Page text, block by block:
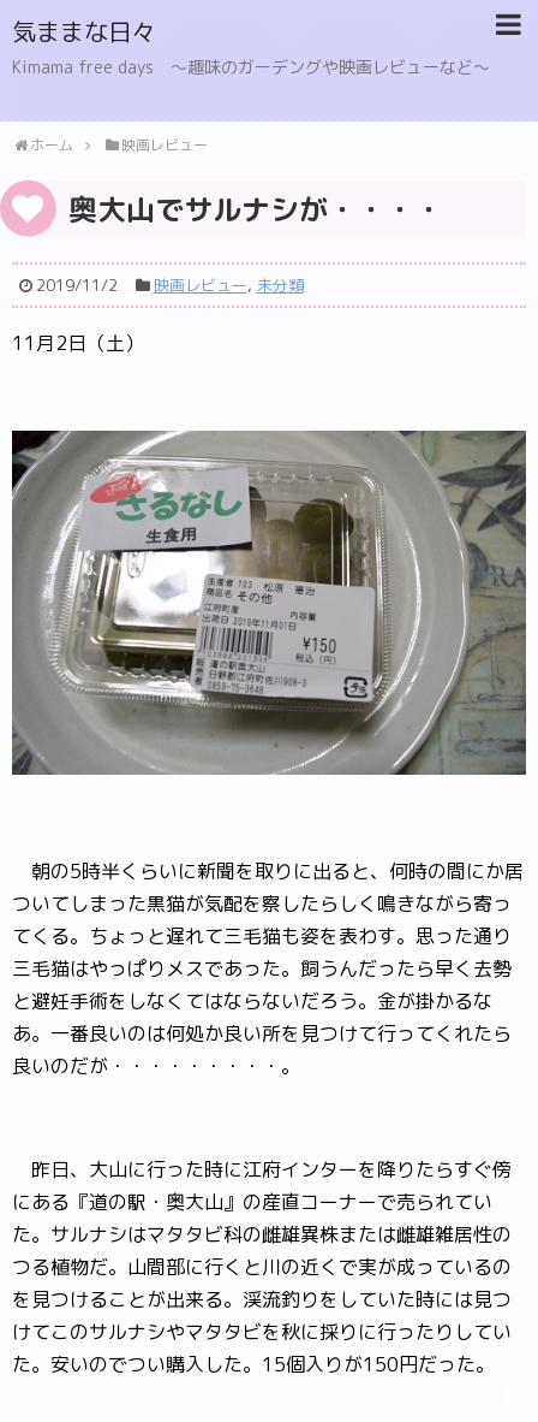
気ままな日々
Kimama free days 〜趣味のガーデングや映画レビューなど〜
ホーム 映画レビュー
奥大山でサルナシが・・・・
2019/11/2 映画レビュー, 未分類
11月2日（土）
朝の5時半くらいに新聞を取りに出ると、何時の間にか居
ついてしまった黒猫が気配を察したらしく鳴きながら寄っ
てくる。ちょっと遅れて三毛猫も姿を表わす。思った通り
三毛猫はやっぱりメスであった。飼うんだったら早く去勢
と避妊手術をしなくてはならないだろう。金が掛かるな
あ。一番良いのは何処か良い所を見つけて行ってくれたら
良いのだが・・・・・・・・・。
昨日、大山に行った時に江府インターを降りたらすぐ傍
にある『道の駅・奥大山』の産直コーナーで売られてい
た。サルナシはマタタビ科の雌雄異株または雌雄雑居性の
つる植物だ。山間部に行くと川の近くで実が成っているの
を見つけることが出来る。渓流釣りをしていた時には見つ
けてこのサルナシやマタタビを秋に採りに行ったりしてい
た。安いのでつい購入した。15個入りが150円だった。